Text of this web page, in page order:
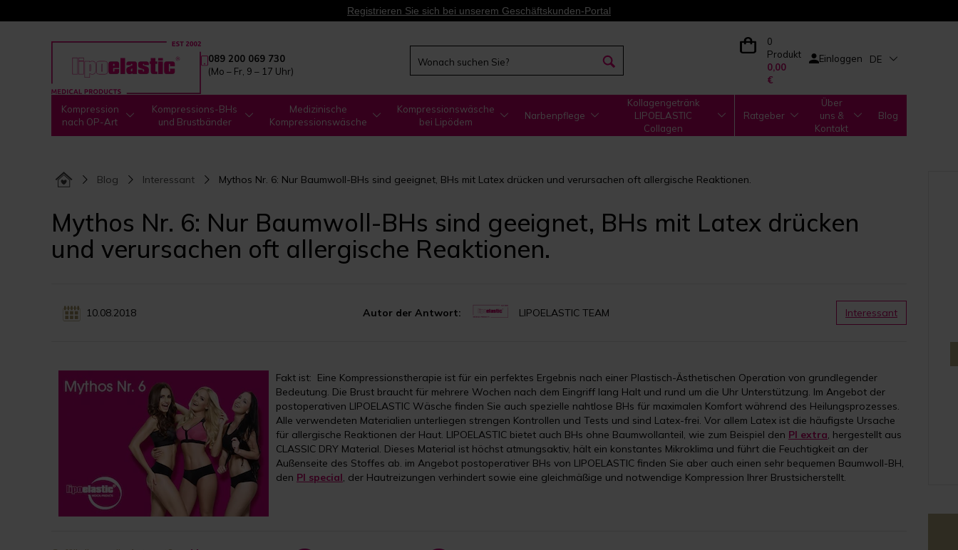
Registrieren Sie sich bei unserem Geschäftskunden-Portal
089 200 069 730
(Mo – Fr, 9 – 17 Uhr)
0
Produkt
0,00
€
Einloggen DE
Kompression
nach OP-Art
Kompressions-BHs
und Brustbänder
Medizinische
Kompressionswäsche
Kompressionswäsche
bei Lipödem
Narbenpflege
Kollagengetränk
LIPOELASTIC
Collagen
Ratgeber
Über
uns &
Kontakt
Blog
Blog Interessant Mythos Nr. 6: Nur Baumwoll-BHs sind geeignet, BHs mit Latex drücken und verursachen oft allergische Reaktionen.
Mythos Nr. 6: Nur Baumwoll-BHs sind geeignet, BHs mit Latex drücken
und verursachen oft allergische Reaktionen.
10.08.2018 Autor der Antwort: LIPOELASTIC TEAM Interessant
Fakt ist: Eine Kompressionstherapie ist für ein perfektes Ergebnis nach einer Plastisch-Ästhetischen Operation von grundlegender
Bedeutung. Die Brust braucht für mehrere Wochen nach dem Eingriff lang Halt und rund um die Uhr Unterstützung. Im Angebot der
postoperativen LIPOELASTIC Wäsche finden Sie auch spezielle nahtlose BHs für maximalen Komfort während des Heilungsprozesses.
Alle verwendeten Materialien unterliegen strengen Kontrollen und Tests und sind Latex-frei. Vor allem Latex ist die häufigste Ursache
für allergische Reaktionen der Haut. LIPOELASTIC bietet auch BHs ohne Baumwollanteil, wie zum Beispiel den PI extra, hergestellt aus
CLASSIC DRY Material. Dieses Material ist höchst atmungsaktiv, hält ein konstantes Mikroklima und führt die Feuchtigkeit an der
Außenseite des Stoffes ab. im Angebot postoperativer BHs von LIPOELASTIC finden Sie aber auch einen sehr bequemen Baumwoll-BH,
den PI special, der Hautreizungen verhindert sowie eine gleichmäßige und notwendige Kompression Ihrer Brustsicherstellt.